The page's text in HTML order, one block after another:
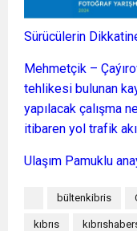
Sürücülerin
Mehmetçik –
tehlikesi bulunan
yapılacak çalışma
itibaren yol trafik
Ulaşım Pamuklu
bültenkibris
kıbrıs